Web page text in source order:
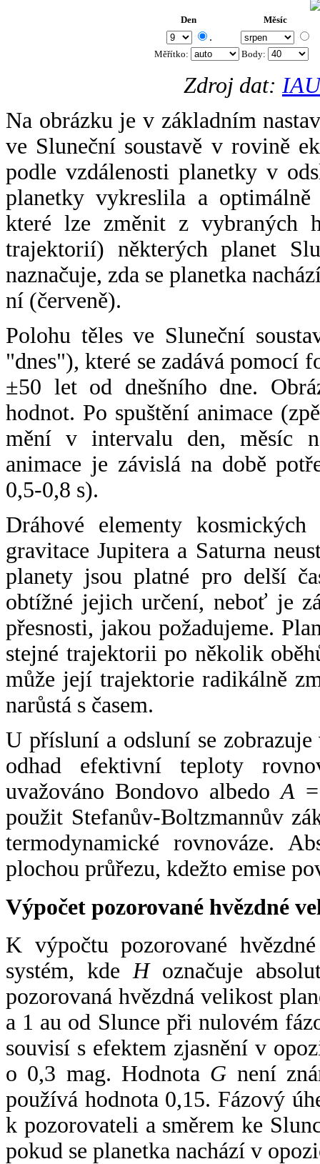
Den Měsíc
.
Měřítko: Body:
Zdroj dat:
Na obrázku je v základním
ve Sluneční soustavě v rovině
podle vzdálenosti planetky v
planetky vykreslila a
které lze změnit z vybraných
trajektorií) některých planet
naznačuje, zda se planetka
ní (červeně).
Polohu těles ve Sluneční
"dnes"), které se zadává pomocí
±50 let od dnešního dne.
hodnot. Po spuštění animace
mění v intervalu den, měsíc
animace je závislá na době
0,5-0,8 s).
Dráhové elementy
gravitace Jupitera a Saturna
planety jsou platné pro delší
obtížné jejich určení, neboť je
přesnosti, jakou požadujeme.
stejné trajektorii po několik
může její trajektorie radikálně
narůstá s časem.
U přísluní a odsluní se
odhad efektivní teploty
uvažováno Bondovo albedoA
použit Stefanův-Boltzmannův
termodynamické rovnováze.
plochou průřezu, kdežto emise
Výpočet pozorované hvězdné
K výpočtu pozorované
systém, kde Hoznačuje
pozorovaná hvězdná velikost
a 1 au od Slunce při nulovém
souvisí s efektem zjasnění v
o 0,3 mag. Hodnota G není
používá hodnota 0,15. Fázový
k pozorovateli a směrem ke
pokud se planetka nachází v